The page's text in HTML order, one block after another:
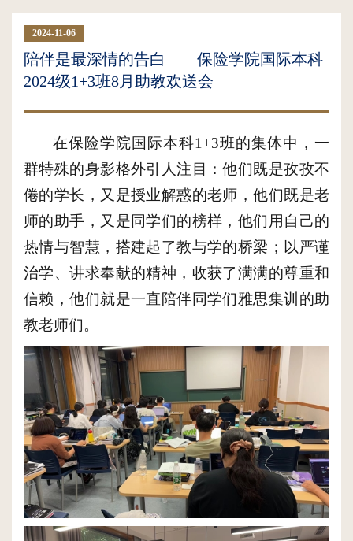
2024-11-06
陪伴是最深情的告白——保险学院国际本科
2024级1+3班8月助教欢送会
在保险学院国际本科1+3班的集体中，一
群特殊的身影格外引人注目：他们既是孜孜不
倦的学长，又是授业解惑的老师，他们既是老
师的助手，又是同学们的榜样，他们用自己的
热情与智慧，搭建起了教与学的桥梁；以严谨
治学、讲求奉献的精神，收获了满满的尊重和
信赖，他们就是一直陪伴同学们雅思集训的助
教老师们。